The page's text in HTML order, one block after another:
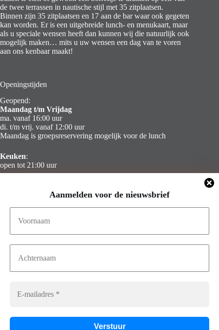
Aanmelden voor de nieuwsbrief
de twee terrassen in nautische stijl met 35 zitplaatsen.
Binnen zijn 35 zitplaatsen en 17 aan de bar waar ook gegeten
kan worden. Er is een uitgebreide lunch- en menukaart, maar
als u speciale wensen heeft dan kunnen wij die natuurlijk ook
mogelijk maken… mits u uw wensen een dag van te voren
aan ons kenbaar maakt!
Openingstijden
Geopend:
Maandag t/m Vrijdag
ma. vanaf 16:00 uur
di. t/m vrij. vanaf 12:00 uur
Maandag is groepsreservering mogelijk voor de lunch
Keuken:
open tot 21:00 uur
Adres:
Calandstraat 8a
Volg ons op Facebook